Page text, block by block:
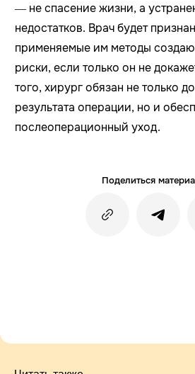
— не спасение жизни, а
недостатков. Врач будет
применяемые им методы
риски, если только он не
того, хирург обязан не только
результата операции, но и
послеоперационный уход.
Поделиться